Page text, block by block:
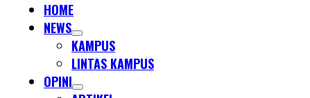
HOME
NEWS
KAMPUS
LINTAS KAMPUS
OPINI